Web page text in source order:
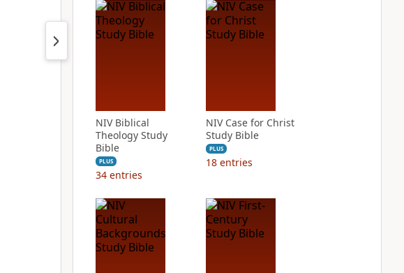
NIV Biblical
Theology Study
Bible
PLUS
34 entries
NIV Case for Christ
Study Bible
PLUS
18 entries